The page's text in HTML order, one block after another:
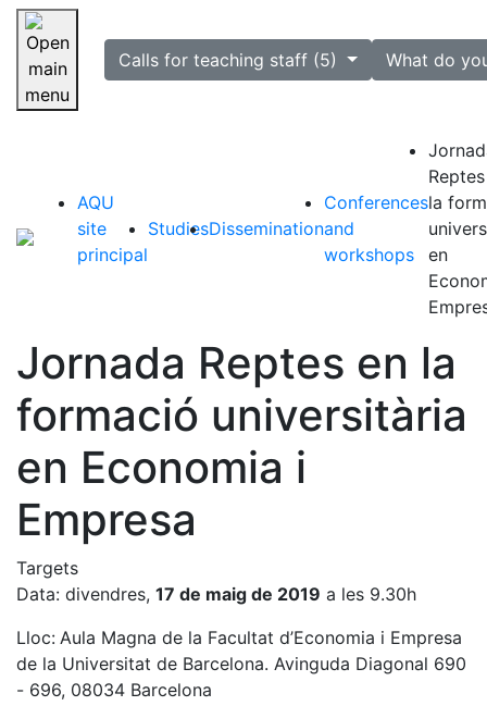
Skip navigation
selectedCalls for teaching staff (5) What do
AQU
site
principal
StudiesDissemination
Conferences
and
workshops
la
en
Jornada Reptes en la
formació universitària
en Economia i
Empresa
Targets
Data: divendres, 17 de maig de 2019 a les 9.30h
Lloc: Aula Magna de la Facultat d’Economia i Empresa
de la Universitat de Barcelona. Avinguda Diagonal 690
- 696, 08034 Barcelona